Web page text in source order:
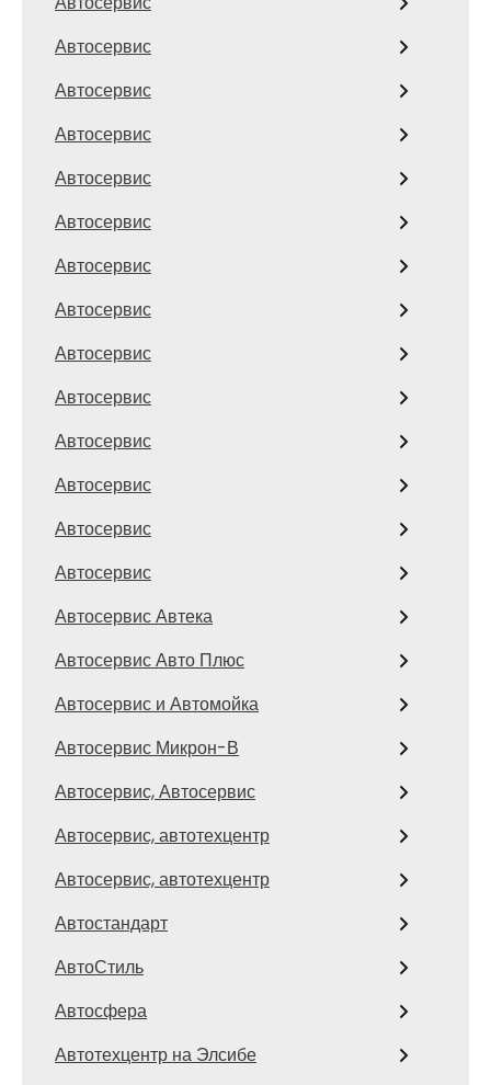
Автосервис
Автосервис
Автосервис
Автосервис
Автосервис
Автосервис
Автосервис
Автосервис
Автосервис
Автосервис
Автосервис
Автосервис
Автосервис
Автосервис Автека
Автосервис Авто Плюс
Автосервис и Автомойка
Автосервис Микрон-В
Автосервис, Автосервис
Автосервис, автотехцентр
Автосервис, автотехцентр
Автостандарт
АвтоСтиль
Автосфера
Автотехцентр на Элсибе